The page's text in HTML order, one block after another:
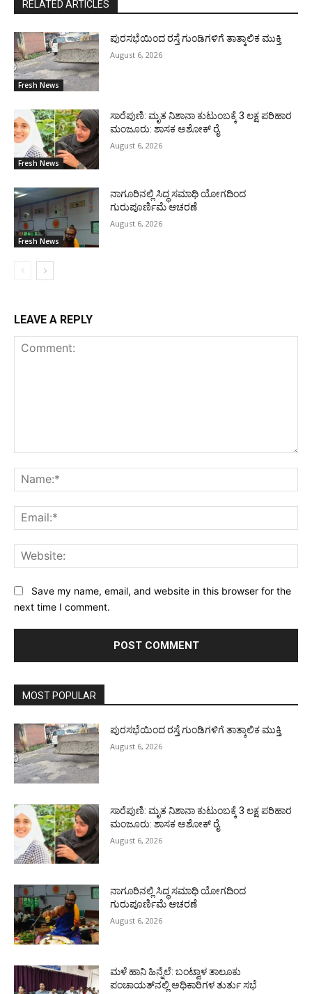
RELATED ARTICLES
Fresh News
ಪುರಸಭೆಯಿಂದ ರಸ್ತೆ ಗುಂಡಿಗಳಿಗೆ ತಾತ್ಕಾಲಿಕ ಮುಕ್ತಿ
August 6, 2026
Fresh News
ಸಾರೆಪುಣಿ: ಮೃತ ನಿಶಾನಾ ಕುಟುಂಬಕ್ಕೆ 3 ಲಕ್ಷ ಪರಿಹಾರ
ಮಂಜೂರು: ಶಾಸಕ ಅಶೋಕ್ ರೈ
August 6, 2026
Fresh News
ನಾಗೂರಿನಲ್ಲಿ ಸಿದ್ಧ ಸಮಾಧಿ ಯೋಗದಿಂದ
ಗುರುಪೂರ್ಣಿಮೆ ಆಚರಣೆ
August 6, 2026
LEAVE A REPLY
Save my name, email, and website in this browser for the
next time I comment.
MOST POPULAR
ಪುರಸಭೆಯಿಂದ ರಸ್ತೆ ಗುಂಡಿಗಳಿಗೆ ತಾತ್ಕಾಲಿಕ ಮುಕ್ತಿ
August 6, 2026
ಸಾರೆಪುಣಿ: ಮೃತ ನಿಶಾನಾ ಕುಟುಂಬಕ್ಕೆ 3 ಲಕ್ಷ ಪರಿಹಾರ
ಮಂಜೂರು: ಶಾಸಕ ಅಶೋಕ್ ರೈ
August 6, 2026
ನಾಗೂರಿನಲ್ಲಿ ಸಿದ್ಧ ಸಮಾಧಿ ಯೋಗದಿಂದ
ಗುರುಪೂರ್ಣಿಮೆ ಆಚರಣೆ
August 6, 2026
ಮಳೆ ಹಾನಿ ಹಿನ್ನೆಲೆ: ಬಂಟ್ವಾಳ ತಾಲೂಕು
ಪಂಚಾಯತ್‌ನಲ್ಲಿ ಅಧಿಕಾರಿಗಳ ತುರ್ತು ಸಭೆ